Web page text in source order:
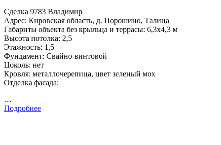
Сделка 9783 Владимир
Адрес: Кировская область, д. Порошино, Талица
Габариты объекта без крыльца и террасы: 6,3х4,3 м
Высота потолка: 2,5
Этажность: 1,5
Фундамент: Свайно-винтовой
Цоколь: нет
Кровля: металлочерепица, цвет зеленый мох
Отделка фасада:
…
Подробнее